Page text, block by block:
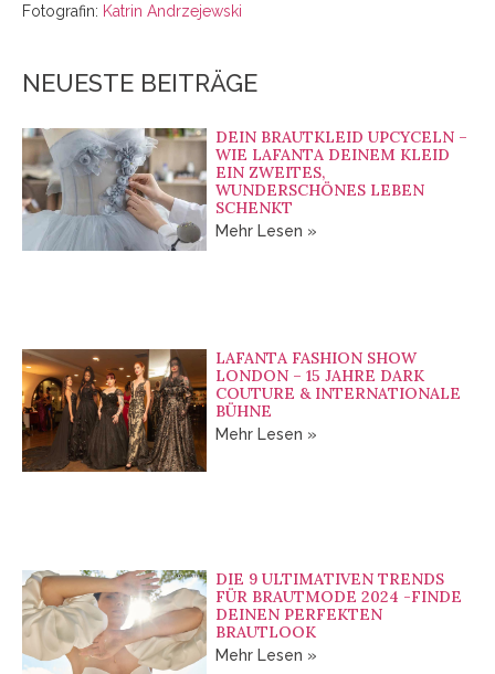
Fotografin: Katrin Andrzejewski
NEUESTE BEITRÄGE
DEIN BRAUTKLEID UPCYCELN –
WIE LAFANTA DEINEM KLEID
EIN ZWEITES,
WUNDERSCHÖNES LEBEN
SCHENKT
Mehr Lesen »
LAFANTA FASHION SHOW
LONDON – 15 JAHRE DARK
COUTURE & INTERNATIONALE
BÜHNE
Mehr Lesen »
DIE 9 ULTIMATIVEN TRENDS
FÜR BRAUTMODE 2024 -FINDE
DEINEN PERFEKTEN
BRAUTLOOK
Mehr Lesen »